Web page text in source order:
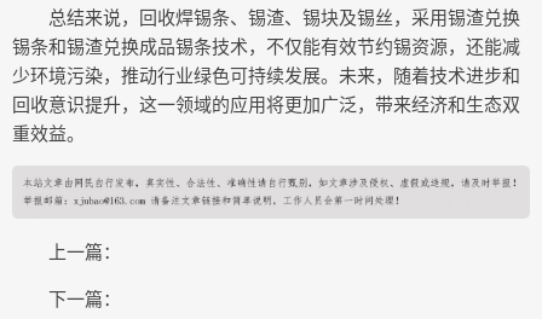
总结来说，回收焊锡条、锡渣、锡块及锡丝，采用锡渣兑换
锡条和锡渣兑换成品锡条技术，不仅能有效节约锡资源，还能减
少环境污染，推动行业绿色可持续发展。未来，随着技术进步和
回收意识提升，这一领域的应用将更加广泛，带来经济和生态双
重效益。
上一篇：
下一篇：